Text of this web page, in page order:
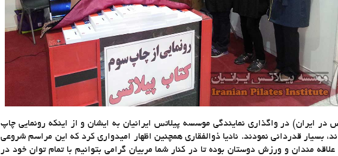
در ایران) در واگذاری نمایندگی موسسه پیلاتس ایرانیان به ایشان و از اینکه رونمایی چاپ
بسیار قدردانی نمودند. نادیا ذوالفقاری همچنین اظهار امیدواری کرد که این مراسم شروعی
مندان و ورزش دوستان بوده تا در کنار شما مربیان گرامی بتوانیم با تمام توان خود در